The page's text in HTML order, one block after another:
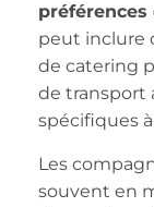
préférences
peut inclure
de catering
de transport
spécifiques
Les
souvent en